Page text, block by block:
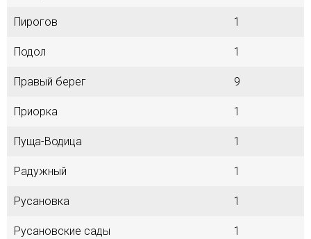
Пирогов 1
Подол 1
Правый берег 9
Приорка 1
Пуща-Водица 1
Радужный 1
Русановка 1
Русановские сады 1